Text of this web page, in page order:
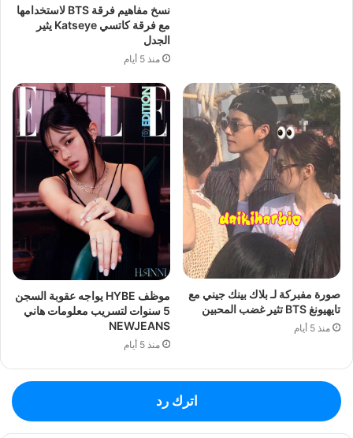
نسخ مفاهيم فرقة BTS لاستخدامها
مع فرقة كاتسي Katseye يثير
الجدل
منذ 5 أيام
صورة مفبركة لـ بلاك بينك جيني مع
تايهيونغ BTS تثير غضب المحبين
منذ 5 أيام
موظف HYBE يواجه عقوبة السجن
5 سنوات لتسريب معلومات هاني
NEWJEANS
منذ 5 أيام
اترك رد